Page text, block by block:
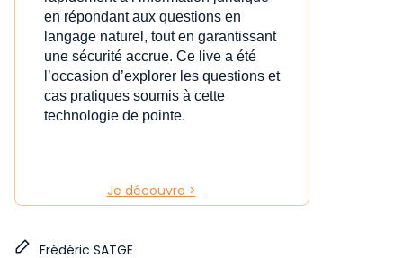
en répondant aux questions en
langage naturel, tout en garantissant
une sécurité accrue. Ce live a été
l’occasion d’explorer les questions et
cas pratiques soumis à cette
technologie de pointe.
Je découvre >
Frédéric SATGE